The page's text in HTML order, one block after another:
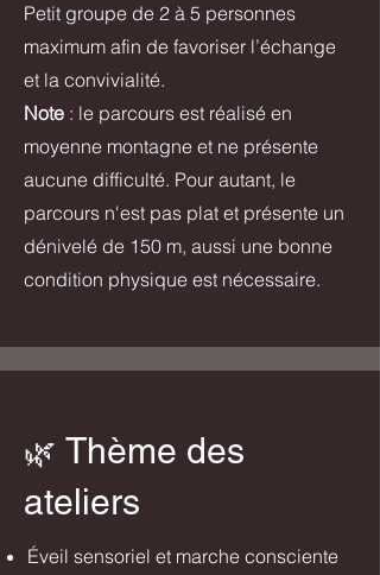
Petit groupe de 2 à 5 personnes
maximum afin de favoriser l’échange
et la convivialité.
Note : le parcours est réalisé en
moyenne montagne et ne présente
aucune difficulté. Pour autant, le
parcours n'est pas plat et présente un
dénivelé de 150 m, aussi une bonne
condition physique est nécessaire.
🌿 Thème des
ateliers
Éveil sensoriel et marche consciente